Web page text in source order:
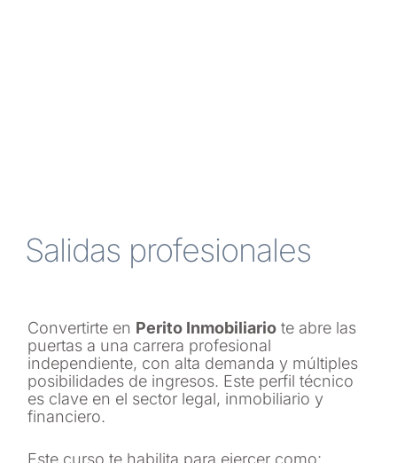
Salidas profesionales
Convertirte en Perito Inmobiliario te abre las
puertas a una carrera profesional
independiente, con alta demanda y múltiples
posibilidades de ingresos. Este perfil técnico
es clave en el sector legal, inmobiliario y
financiero.
Este curso te habilita para ejercer como: